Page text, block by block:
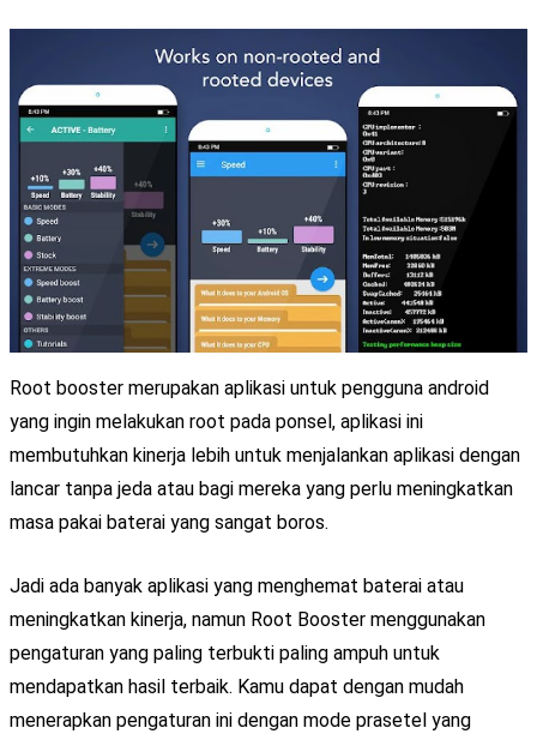
Root booster merupakan aplikasi untuk pengguna android
yang ingin melakukan root pada ponsel, aplikasi ini
membutuhkan kinerja lebih untuk menjalankan aplikasi dengan
lancar tanpa jeda atau bagi mereka yang perlu meningkatkan
masa pakai baterai yang sangat boros.
Jadi ada banyak aplikasi yang menghemat baterai atau
meningkatkan kinerja, namun Root Booster menggunakan
pengaturan yang paling terbukti paling ampuh untuk
mendapatkan hasil terbaik. Kamu dapat dengan mudah
menerapkan pengaturan ini dengan mode prasetel yang